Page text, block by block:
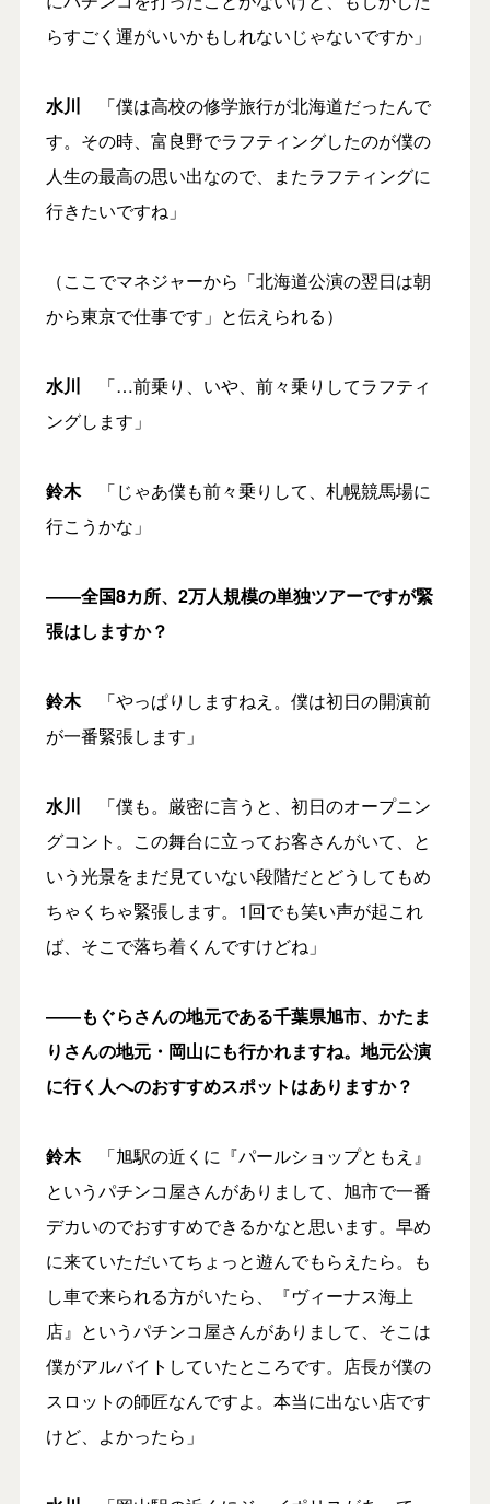
らすごく運がいいかもしれないじゃないですか」
水川 「僕は高校の修学旅行が北海道だったんで
す。その時、富良野でラフティングしたのが僕の
人生の最高の思い出なので、またラフティングに
行きたいですね」
（ここでマネジャーから「北海道公演の翌日は朝
から東京で仕事です」と伝えられる）
水川 「…前乗り、いや、前々乗りしてラフティ
ングします」
鈴木「じゃあ僕も前々乗りして、札幌競馬場に
行こうかな」
――全国8カ所、2万人規模の単独ツアーですが緊
張はしますか？
鈴木「やっぱりしますねえ。僕は初日の開演前
が一番緊張します」
水川 「僕も。厳密に言うと、初日のオープニン
グコント。この舞台に立ってお客さんがいて、と
いう光景をまだ見ていない段階だとどうしてもめ
ちゃくちゃ緊張します。1回でも笑い声が起これ
ば、そこで落ち着くんですけどね」
――もぐらさんの地元である千葉県旭市、かたま
りさんの地元・岡山にも行かれますね。地元公演
に行く人へのおすすめスポットはありますか？
鈴木「旭駅の近くに『パールショップともえ』
というパチンコ屋さんがありまして、旭市で一番
デカいのでおすすめできるかなと思います。早め
に来ていただいてちょっと遊んでもらえたら。も
し車で来られる方がいたら、『ヴィーナス海上
店』というパチンコ屋さんがありまして、そこは
僕がアルバイトしていたところです。店長が僕の
スロットの師匠なんですよ。本当に出ない店です
けど、よかったら」